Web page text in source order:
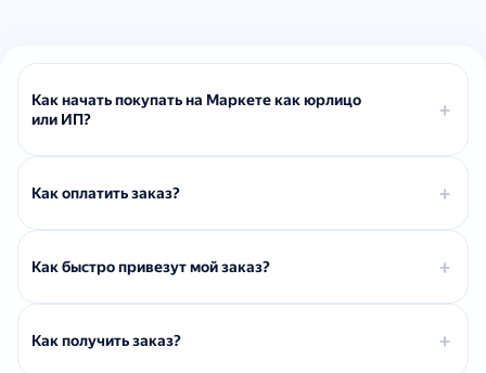
Как начать покупать на Маркете как юрлицо
или ИП?
Как оплатить заказ?
Как быстро привезут мой заказ?
Как получить заказ?